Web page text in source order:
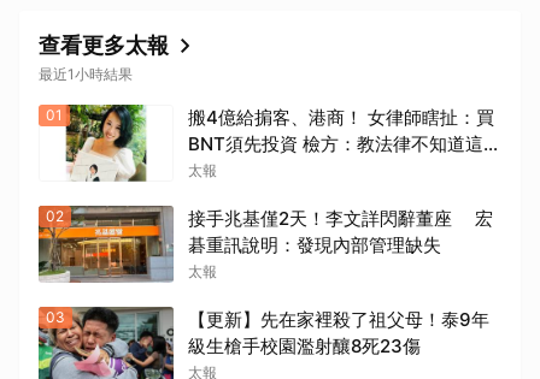
查看更多太報
最近1小時結果
01
搬4億給掮客、港商！ 女律師瞎扯：買
BNT須先投資 檢方：教法律不知道這是
洗錢？
太報
02
接手兆基僅2天！李文詳閃辭董座 宏
碁重訊說明：發現內部管理缺失
太報
03
【更新】先在家裡殺了祖父母！泰9年
級生槍手校園濫射釀8死23傷
太報